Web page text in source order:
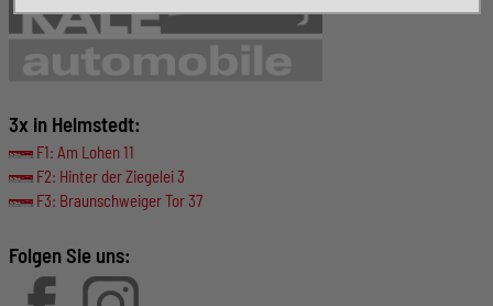
3x in Helmstedt:
F1: Am Lohen 11
F2: Hinter der Ziegelei 3
F3: Braunschweiger Tor 37
Folgen Sie uns: